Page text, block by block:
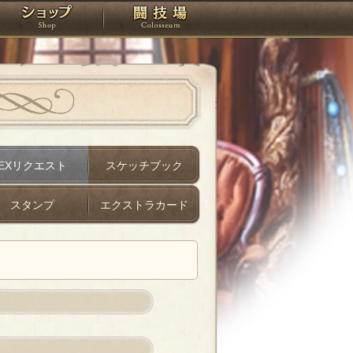
タジオ ショップ 闘技場
リクエスト スケッチブック
スタンプ エクストラカード